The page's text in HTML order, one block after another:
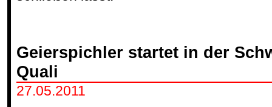
Geierspichler startet in der
Quali
27.05.2011